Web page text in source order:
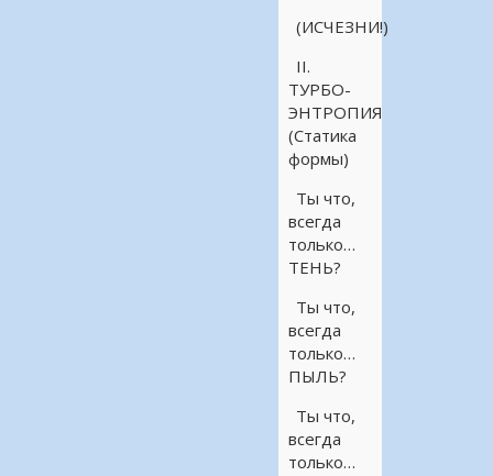
(ИСЧЕЗНИ!)
II.
ТУРБО-
ЭНТРОПИЯ
(Статика
формы)
Ты что,
всегда
только…
ТЕНЬ?
Ты что,
всегда
только…
ПЫЛЬ?
Ты что,
всегда
только…